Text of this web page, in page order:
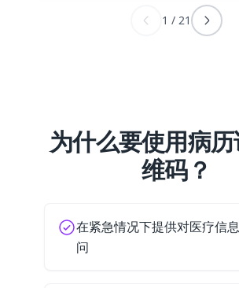
1 / 21
为什么要使用病
维码？
在紧急情况下提供对医疗信
问